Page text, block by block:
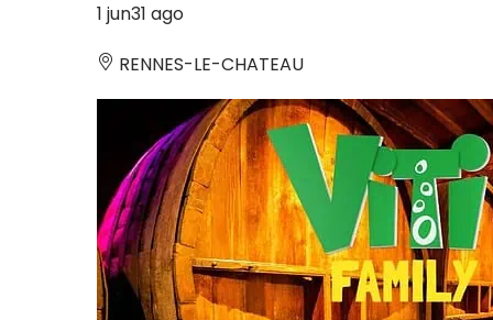
1 jun31 ago
RENNES-LE-CHATEAU